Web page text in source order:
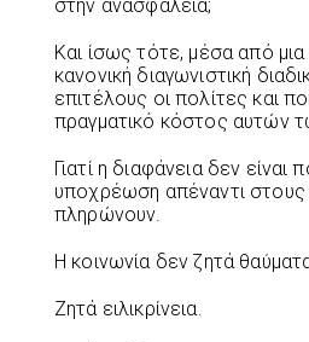
στην ανασφάλεια;
Και ίσως τότε, μέσα από μια
κανονική διαγωνιστική
επιτέλους οι πολίτες και
πραγματικό κόστος αυτών
Γιατί η διαφάνεια δεν είναι
υποχρέωση απέναντι
πληρώνουν.
Η κοινωνία δεν ζητά
Ζητά ειλικρίνεια.